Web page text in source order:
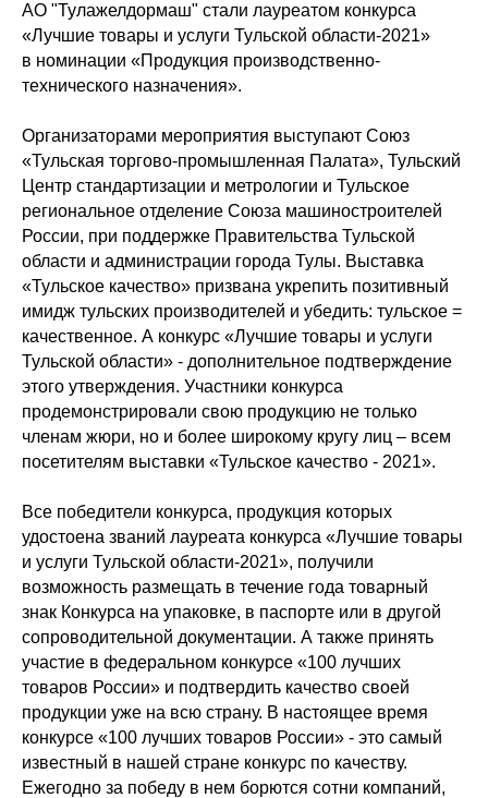
АО "Тулажелдормаш" стали лауреатом конкурса
«Лучшие товары и услуги Тульской области-2021»
в номинации «Продукция производственно-
технического назначения».
Организаторами мероприятия выступают Союз
«Тульская торгово-промышленная Палата», Тульский
Центр стандартизации и метрологии и Тульское
региональное отделение Союза машиностроителей
России, при поддержке Правительства Тульской
области и администрации города Тулы. Выставка
«Тульское качество» призвана укрепить позитивный
имидж тульских производителей и убедить: тульское =
качественное. А конкурс «Лучшие товары и услуги
Тульской области» - дополнительное подтверждение
этого утверждения. Участники конкурса
продемонстрировали свою продукцию не только
членам жюри, но и более широкому кругу лиц – всем
посетителям выставки «Тульское качество - 2021».
Все победители конкурса, продукция которых
удостоена званий лауреата конкурса «Лучшие товары
и услуги Тульской области-2021», получили
возможность размещать в течение года товарный
знак Конкурса на упаковке, в паспорте или в другой
сопроводительной документации. А также принять
участие в федеральном конкурсе «100 лучших
товаров России» и подтвердить качество своей
продукции уже на всю страну. В настоящее время
конкурсе «100 лучших товаров России» - это самый
известный в нашей стране конкурс по качеству.
Ежегодно за победу в нем борются сотни компаний,
заказать звонок
заказать звонок